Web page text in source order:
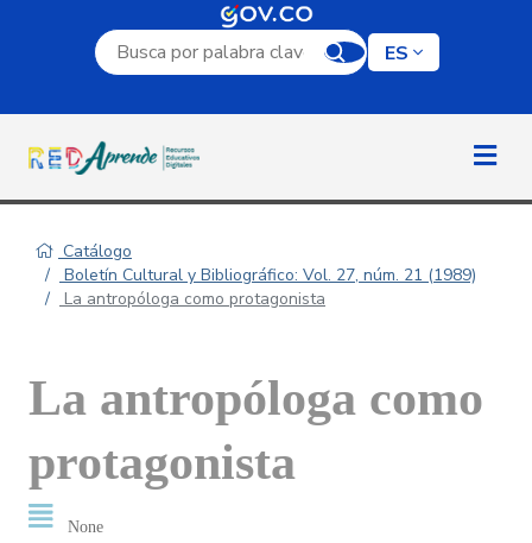
Campo de búsqueda por palabra clave
ES
Catálogo
Boletín Cultural y Bibliográfico: Vol. 27, núm. 21 (1989)
La antropóloga como protagonista
La antropóloga como
protagonista
None